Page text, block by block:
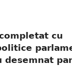
cu
desemnat